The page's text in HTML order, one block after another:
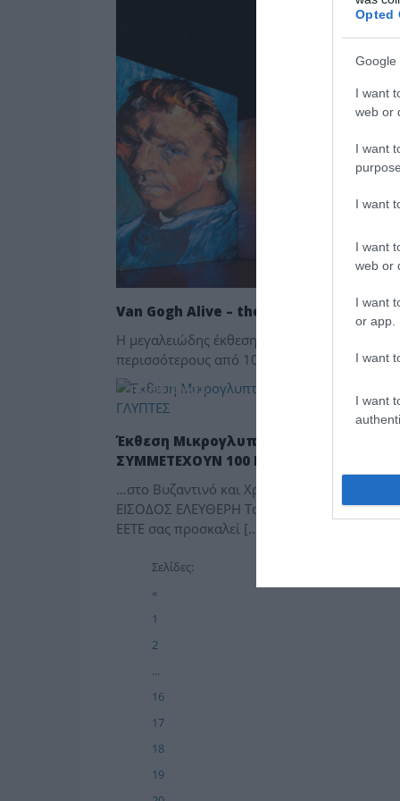
Opted
Google
I want
web or
I want
I want
I want
web or
I want
or app.
I want
I want
Van Gogh Alive – the experience στη
Η μεγαλειώδης έκθεση-εμπειρία, που
περισσότερους από 10.000.000 θεατές σ’
ΠΟΛΙΤΙΣΜΟΣ
Έκθεση Μικρογλυπτικής του
ΣΥΜΜΕΤΕΧΟΥΝ 100 ΓΛΥΠΤΕΣ
…στο Βυζαντινό και Χριστιανικό Μουσείο
ΕΙΣΟΔΟΣ ΕΛΕΥΘΕΡΗ Το Διοικητικό
ΕΕΤΕ σας προσκαλεί […]
Σελίδες:
«
1
2
...
16
17
18
19